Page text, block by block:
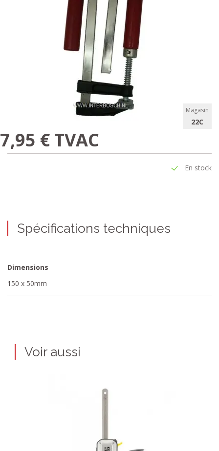
Magasin
22C
7,95 € TVAC
En stock
Spécifications techniques
Dimensions
150 x 50mm
Voir aussi